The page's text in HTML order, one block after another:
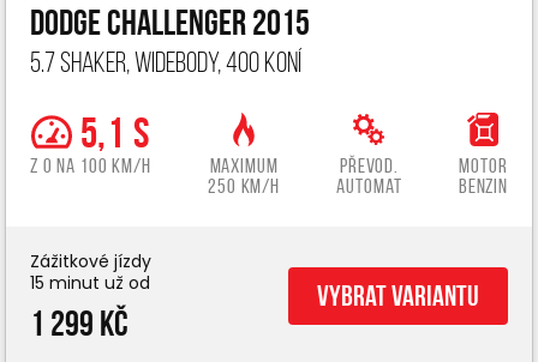
Dodge Challenger 2015
5.7 Shaker, widebody, 400 koní
5,1 s
z 0 na 100 km/h
Maximum
250 km/h
Převod.
automat
Motor
benzin
Zážitkové jízdy
15 minut už od
1 299 Kč
Vybrat variantu